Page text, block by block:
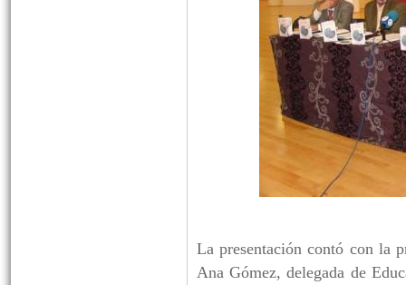
La presentación contó con la
Ana Gómez, delegada de